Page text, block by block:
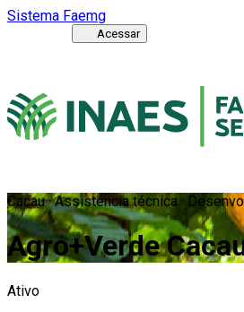
Sistema Faemg
Acessar
Cacau · Assistência técnica ·
Agro+Verde
Ativo